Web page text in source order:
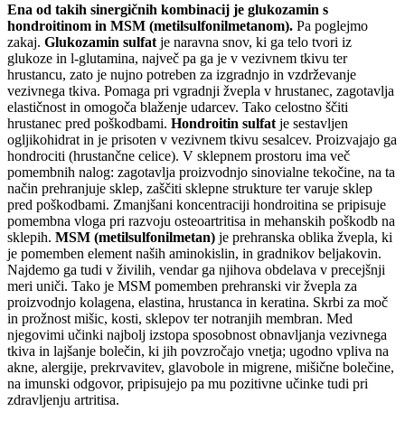
Ena od takih sinergičnih kombinacij je glukozamin s
hondroitinom in MSM (metilsulfonilmetanom). Pa poglejmo
zakaj. Glukozamin sulfat je naravna snov, ki ga telo tvori iz
glukoze in l-glutamina, največ pa ga je v vezivnem tkivu ter
hrustancu, zato je nujno potreben za izgradnjo in vzdrževanje
vezivnega tkiva. Pomaga pri vgradnji žvepla v hrustanec, zagotavlja
elastičnost in omogoča blaženje udarcev. Tako celostno ščiti
hrustanec pred poškodbami. Hondroitin sulfat je sestavljen
ogljikohidrat in je prisoten v vezivnem tkivu sesalcev. Proizvajajo ga
hondrociti (hrustančne celice). V sklepnem prostoru ima več
pomembnih nalog: zagotavlja proizvodnjo sinovialne tekočine, na ta
način prehranjuje sklep, zaščiti sklepne strukture ter varuje sklep
pred poškodbami. Zmanjšani koncentraciji hondroitina se pripisuje
pomembna vloga pri razvoju osteoartritisa in mehanskih poškodb na
sklepih. MSM (metilsulfonilmetan) je prehranska oblika žvepla, ki
je pomemben element naših aminokislin, in gradnikov beljakovin.
Najdemo ga tudi v živilih, vendar ga njihova obdelava v precejšnji
meri uniči. Tako je MSM pomemben prehranski vir žvepla za
proizvodnjo kolagena, elastina, hrustanca in keratina. Skrbi za moč
in prožnost mišic, kosti, sklepov ter notranjih membran. Med
njegovimi učinki najbolj izstopa sposobnost obnavljanja vezivnega
tkiva in lajšanje bolečin, ki jih povzročajo vnetja; ugodno vpliva na
akne, alergije, prekrvavitev, glavobole in migrene, mišične bolečine,
na imunski odgovor, pripisujejo pa mu pozitivne učinke tudi pri
zdravljenju artritisa.